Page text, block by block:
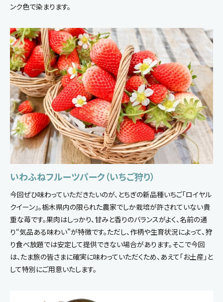
ンク色で染まります。
いわふねフルーツパーク（いちご狩り）
今回ぜひ味わっていただきたいのが、とちぎの新品種いちご「ロイヤル
クイーン」。栃木県内の限られた農家でしか栽培が許されていない貴
重な苺です。果肉はしっかり、甘みと香りのバランスがよく、名前の通
り“気品ある味わい”が特徴です。ただし、作柄や生育状況によって、狩
り食べ放題では安定して提供できない場合があります。そこで今回
は、たま旅の皆さまに確実に味わっていただくため、あえて「お土産」と
して特別にご用意いたします。